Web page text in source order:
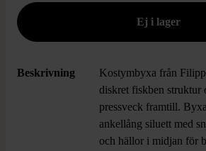
Beskrivning
Kostymbyxa från
diskret fiskben struktur
pressveck framtill.
ankellång siluett med
och hällor i midjan för